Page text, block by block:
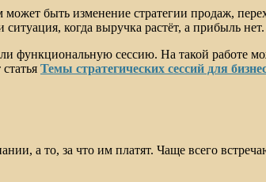
быть изменение стратегии продаж,
когда выручка растёт, а прибыль нет.
функциональную сессию. На такой работе
Темы стратегических сессий для
а то, за что им платят. Чаще всего